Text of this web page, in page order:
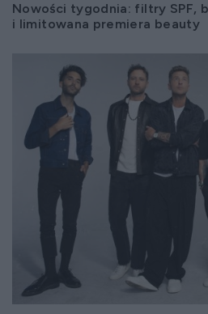
Nowości tygodnia: filtry SPF,
i limitowana premiera beauty